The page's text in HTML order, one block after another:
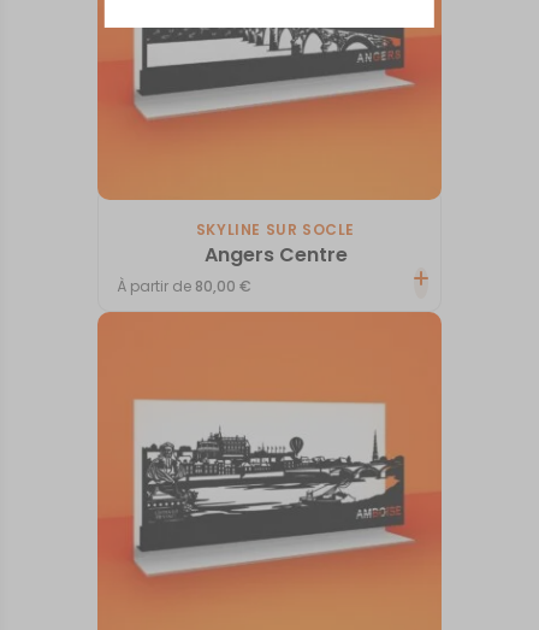
SKYLINE SUR SOCLE
Angers Centre
À partir de 80,00€